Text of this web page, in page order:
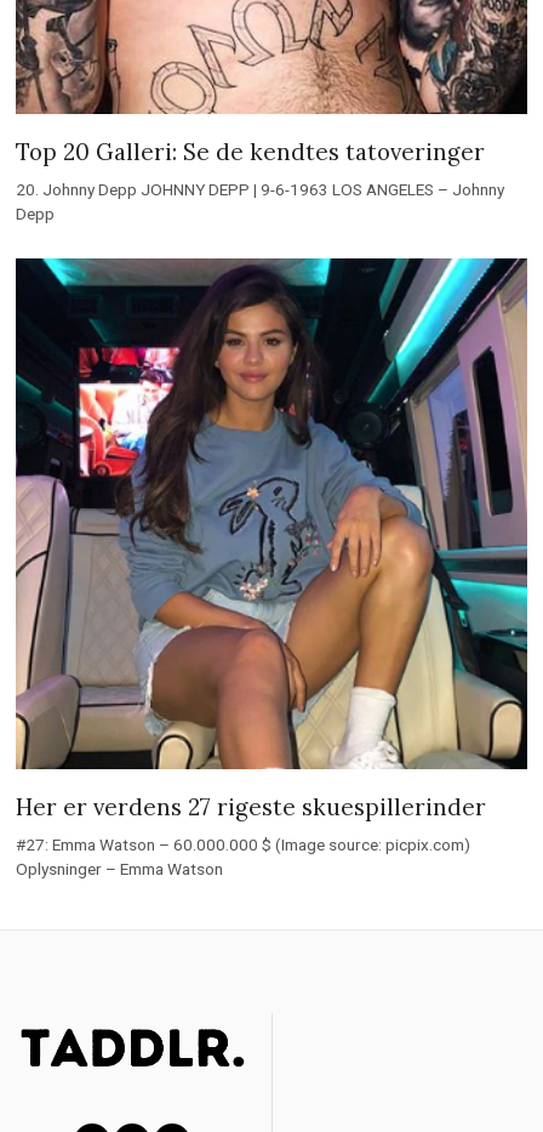
Top 20 Galleri: Se de kendtes tatoveringer
20. Johnny Depp JOHNNY DEPP | 9-6-1963 LOS ANGELES – Johnny
Depp
Her er verdens 27 rigeste skuespillerinder
#27: Emma Watson – 60.000.000 $ (Image source: picpix.com)
Oplysninger – Emma Watson